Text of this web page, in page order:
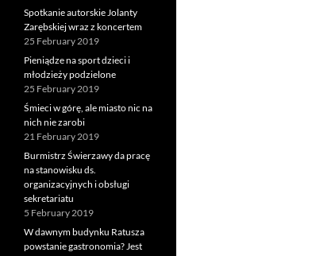
Spotkanie autorskie Jolanty
Zarębskiej wraz z koncertem
25 February 2019
Pieniądze na sport dzieci i
młodzieży podzielone
25 February 2019
Śmieci w górę, ale miasto nic na
nich nie zarobi
21 February 2019
Burmistrz Świerzawy da pracę
na stanowisku ds.
organizacyjnych i obsługi
sekretariatu
5 February 2019
W dawnym budynku Ratusza
powstanie gastronomia? Jest